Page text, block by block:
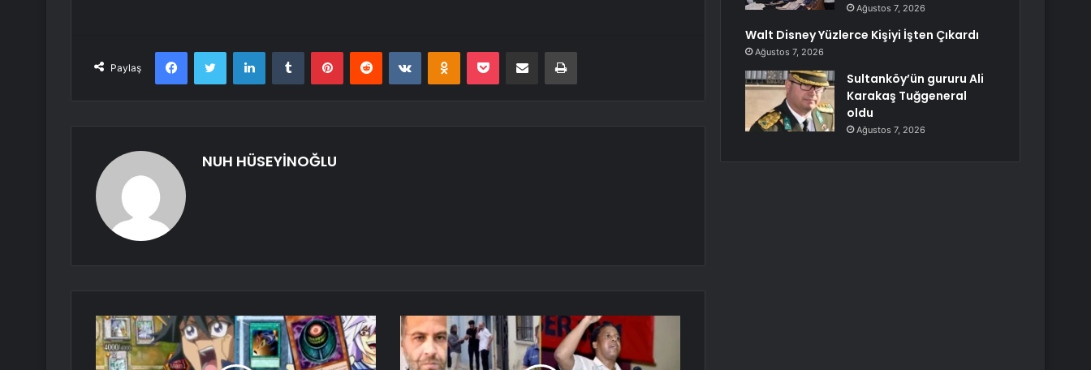
Paylaş
FacebookTwitter LinkedInTumblr PinterestReddit VKontakteOdnoklassniki
Pocket E-Posta ile paylaş Yazdır
NUH HÜSEYİNOĞLU
Ağustos 7, 2026
Walt Disney Yüzlerce Kişiyi İşten Çıkardı
Ağustos 7, 2026
Sultanköy’ün gururu Ali
Karakaş Tuğgeneral
oldu
Ağustos 7, 2026